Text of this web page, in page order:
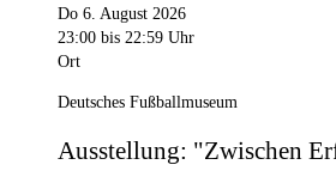
Do 6. August 2026
23:00 bis 22:59 Uhr
Ort
Deutsches Fußballmuseum
Ausstellung: "Zwischen